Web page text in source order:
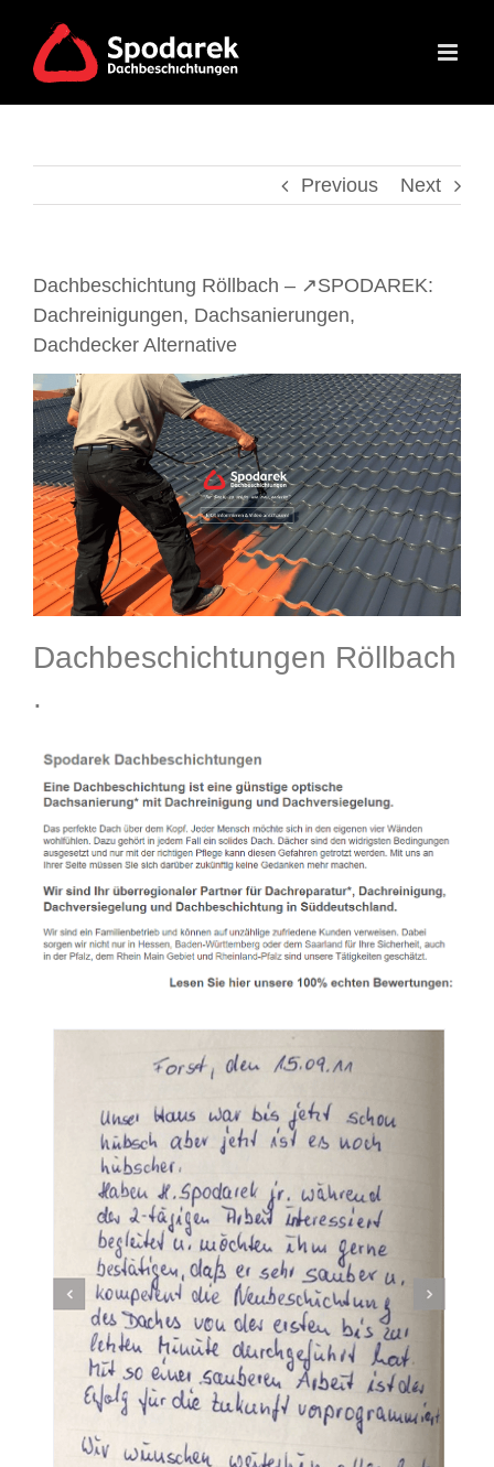
content
Previous Next
Dachbeschichtung Röllbach – ↗️SPODAREK:
Dachreinigungen, Dachsanierungen,
Dachdecker Alternative
Dachbeschichtungen Röllbach
.